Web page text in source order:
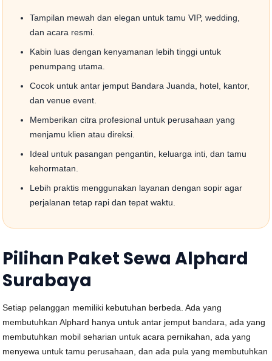
Tampilan mewah dan elegan untuk tamu VIP, wedding,
dan acara resmi.
Kabin luas dengan kenyamanan lebih tinggi untuk
penumpang utama.
Cocok untuk antar jemput Bandara Juanda, hotel, kantor,
dan venue event.
Memberikan citra profesional untuk perusahaan yang
menjamu klien atau direksi.
Ideal untuk pasangan pengantin, keluarga inti, dan tamu
kehormatan.
Lebih praktis menggunakan layanan dengan sopir agar
perjalanan tetap rapi dan tepat waktu.
Pilihan Paket Sewa Alphard
Surabaya
Setiap pelanggan memiliki kebutuhan berbeda. Ada yang
membutuhkan Alphard hanya untuk antar jemput bandara, ada yang
membutuhkan mobil seharian untuk acara pernikahan, ada yang
menyewa untuk tamu perusahaan, dan ada pula yang membutuhkan